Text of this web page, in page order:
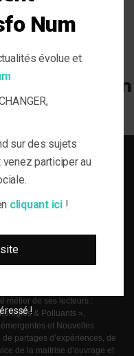
de la gestion technique
fiable et multi-expertises.
métier de ses lecteurs :
& Polluants »,
et Nouvelles
partages d’expériences, de
de la maitrise d’ouvrage et
Num
évolue et
sur des sujets
participer au
cliquant ici!
!